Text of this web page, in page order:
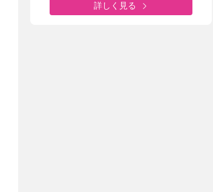
詳しく見る